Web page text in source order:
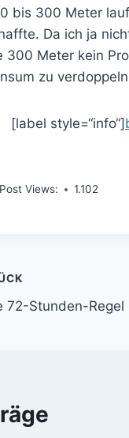
bis 300 Meter
Da ich ja
300 Meter kein
zu
[label style=“info“]
Post Views: 1.102
72-Stunden-Regel